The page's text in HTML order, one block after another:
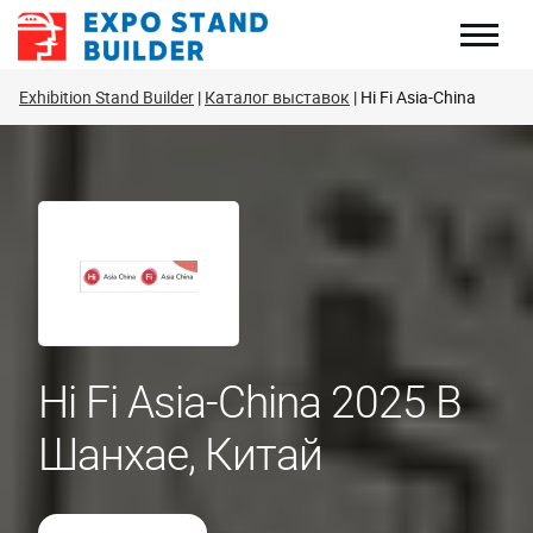
Перейти
Exhibition Stand Builder Каталог выставок Hi Fi Asia-China
Hi Fi Asia-China 2025 В
Шанхае, Китай